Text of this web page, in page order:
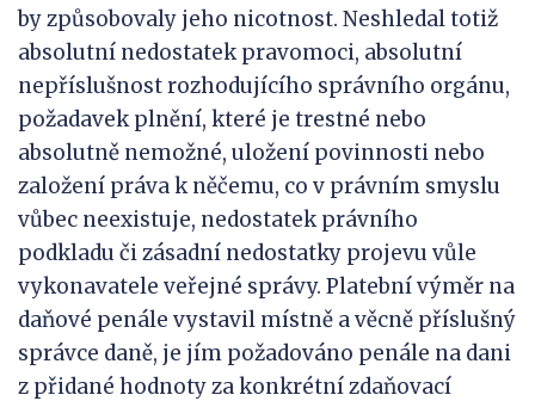
by způsobovaly jeho nicotnost. Neshledal totiž
absolutní nedostatek pravomoci, absolutní
nepříslušnost rozhodujícího správního orgánu,
požadavek plnění, které je trestné nebo
absolutně nemožné, uložení povinnosti nebo
založení práva k něčemu, co v právním smyslu
vůbec neexistuje, nedostatek právního
podkladu či zásadní nedostatky projevu vůle
vykonavatele veřejné správy. Platební výměr na
daňové penále vystavil místně a věcně příslušný
správce daně, je jím požadováno penále na dani
z přidané hodnoty za konkrétní zdaňovací